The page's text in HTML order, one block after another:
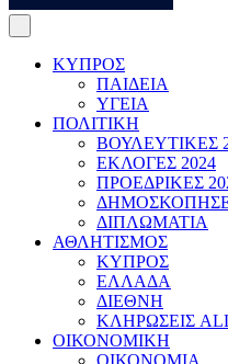
ΚΥΠΡΟΣ
ΠΑΙΔΕΙΑ
ΥΓΕΙΑ
ΠΟΛΙΤΙΚΗ
ΒΟΥΛΕΥΤΙΚΕΣ
ΕΚΛΟΓΕΣ 2024
ΠΡΟΕΔΡΙΚΕΣ
ΔΙΠΛΩΜΑΤΙΑ
ΑΘΛΗΤΙΣΜΟΣ
ΚΥΠΡΟΣ
ΕΛΛΑΔΑ
ΔΙΕΘΝΗ
ΚΛΗΡΩΣΕΙΣ
ΟΙΚΟΝΟΜΙΚΗ
ΟΙΚΟΝΟΜΙΑ